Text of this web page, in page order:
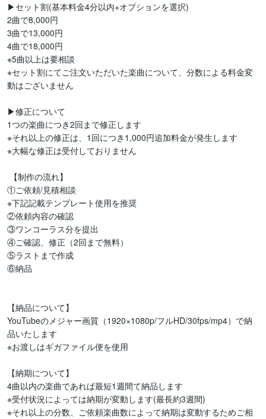
▶︎セット割(基本料金4分以内+オプションを選択)
2曲で8,000円
3曲で13,000円
4曲で18,000円
※5曲以上は要相談
※セット割にてご注文いただいた楽曲について、分数による料金変
動はございません
▶︎修正について
1つの楽曲につき2回まで修正します
※それ以上の修正は、1回につき1,000円追加料金が発生します
※大幅な修正は受付しておりません
①ご依頼/見積相談
※下記記載テンプレート使用を推奨
②依頼内容の確認
③ワンコーラス分を提出
④ご確認、修正（2回まで無料）
⑤ラストまで作成
⑥納品
【納品について】
YouTubeのメジャー画質（1920×1080p/フルHD/30fps/mp4）で納
品いたします
※お渡しはギガファイル便を使用
【納期について】
4曲以内の楽曲であれば最短1週間て納品します
※受付状況によっては納期が変動します(最長約3週間)
※それ以上の分数、ご依頼楽曲数によって納期は変動するためご相